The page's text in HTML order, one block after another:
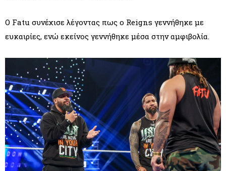
Ο Fatu συνέχισε λέγοντας πως ο Reigns γεννήθηκε με
ευκαιρίες, ενώ εκείνος γεννήθηκε μέσα στην αμφιβολία.